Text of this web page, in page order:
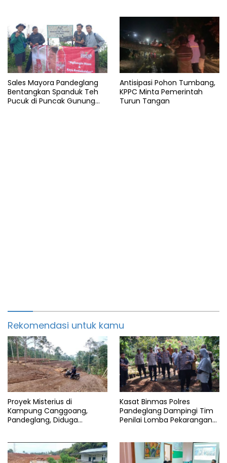
Sales Mayora Pandeglang
Bentangkan Spanduk Teh
Pucuk di Puncak Gunung
Antisipasi Pohon Tumbang,
KPPC Minta Pemerintah
Turun Tangan
Rekomendasi untuk kamu
Proyek Misterius di
Kampung Canggoang,
Pandeglang, Diduga
Kasat Binmas Polres
Pandeglang Dampingi Tim
Penilai Lomba Pekarangan